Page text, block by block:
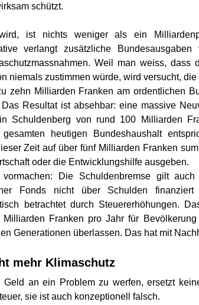
schützt.
ist nichts weniger als ein
verlangt zusätzliche
Weil man weiss, dass
niemals zustimmen würde, wird versucht,
zehn Milliarden Franken am ordentlichen
Resultat ist absehbar: eine massive
Schuldenberg von rund 100 Milliarden
heutigen Bundeshaushalt
Zeit auf über fünf Milliarden Franken
oder die Entwicklungshilfe ausgeben.
Die Schuldenbremse gilt
Fonds nicht über Schulden
betrachtet durch Steuererhöhungen.
Franken pro Jahr für
Generationen überlassen. Das hat mit
mehr Klimaschutz
an ein Problem zu werfen, ersetzt
sie ist auch konzeptionell falsch.